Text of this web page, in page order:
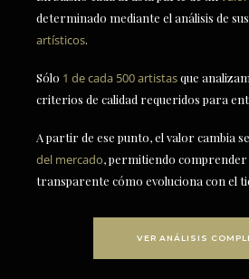
determinado mediante el análisis de sus
artísticos.
Sólo 1 de cada 500 artistasque
criterios de calidad requeridos para
A partir de ese punto, el valor cambia
del mercado, permitiendo
transparente cómo evoluciona con el
VER ANÁLISIS